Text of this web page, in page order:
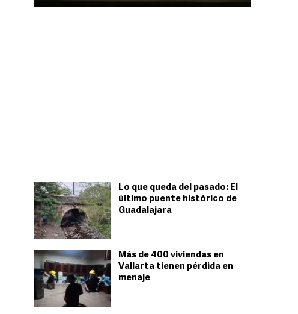
Lo que queda del pasado: El
último puente histórico de
Guadalajara
Más de 400 viviendas en
Vallarta tienen pérdida en
menaje